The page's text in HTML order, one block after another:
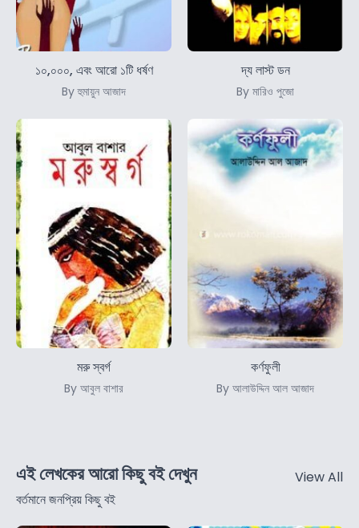
১০,০০০, এবং আরো ১টি ধর্ষণ
By হুমায়ুন আজাদ
দ্য লাস্ট ডন
By মারিও পুজো
মরু স্বর্গ
By আবুল বাশার
কর্ণফুলী
By আলাউদ্দিন আল আজাদ
এই লেখকের আরো কিছু বই দেখুন
বর্তমানে জনপ্রিয় কিছু বই
View All